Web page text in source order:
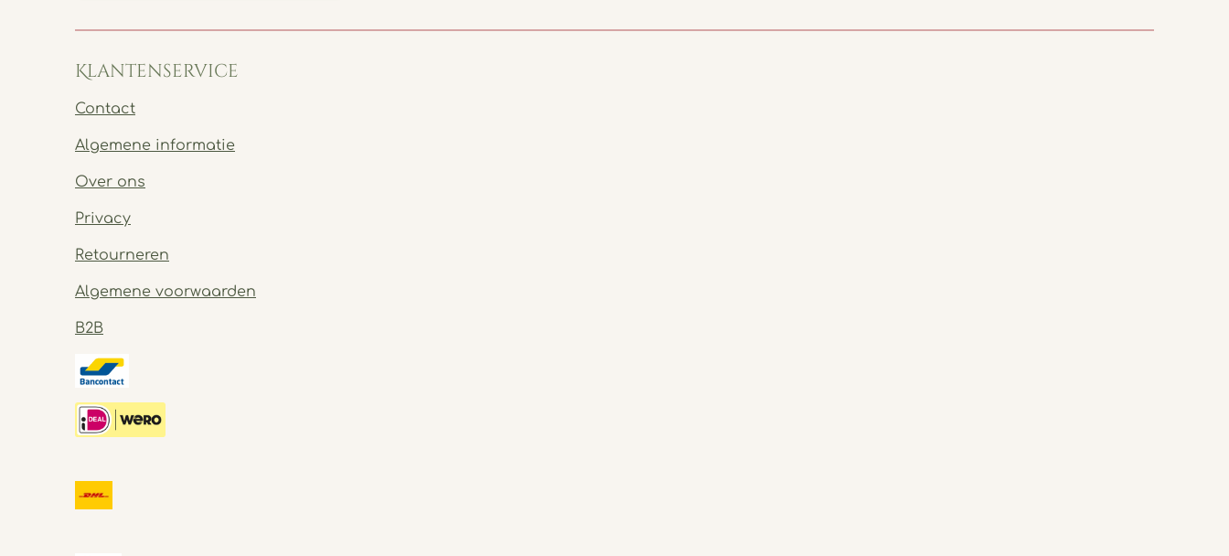
Klantenservice
Contact
Algemene informatie
Over ons
Privacy
Retourneren
Algemene voorwaarden
B2B